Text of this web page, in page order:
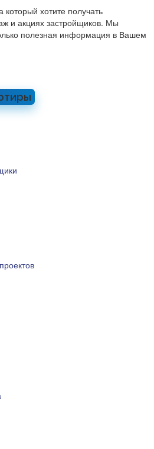
хотите получать
и акциях застройщиков. Мы
полезная информация в Вашем